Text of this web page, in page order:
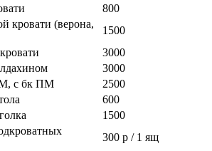
800
кровати (верона,
1500
3000
3000
с бк ПМ
2500
600
1500
300 р / 1 ящ